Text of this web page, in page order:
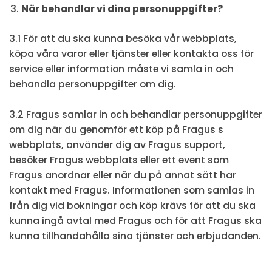
När behandlar vi dina personuppgifter?
3.1 För att du ska kunna besöka vår webbplats,
köpa våra varor eller tjänster eller kontakta oss för
service eller information måste vi samla in och
behandla personuppgifter om dig.
3.2 Fragus samlar in och behandlar personuppgifter
om dig när du genomför ett köp på Fragus s
webbplats, använder dig av Fragus support,
besöker Fragus webbplats eller ett event som
Fragus anordnar eller när du på annat sätt har
kontakt med Fragus. Informationen som samlas in
från dig vid bokningar och köp krävs för att du ska
kunna ingå avtal med Fragus och för att Fragus ska
kunna tillhandahålla sina tjänster och erbjudanden.